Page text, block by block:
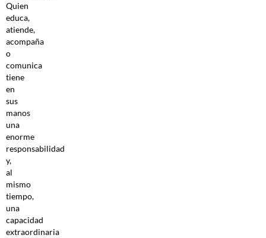
Quien
educa,
atiende,
acompaña
o
comunica
tiene
en
sus
manos
una
enorme
responsabilidad
y,
al
mismo
tiempo,
una
capacidad
extraordinaria